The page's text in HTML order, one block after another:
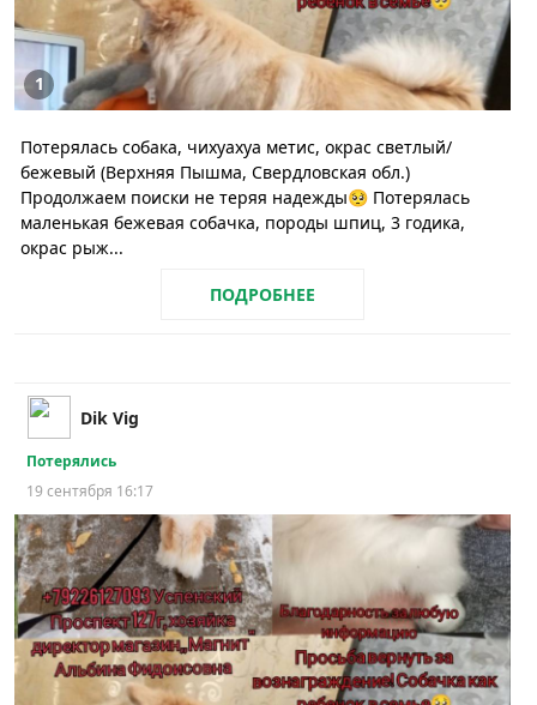
1
Потерялась собака, чихуахуа метис, окрас светлый/
бежевый (Верхняя Пышма, Свердловская обл.)
Продолжаем поиски не теряя надежды🥺 Потерялась
маленькая бежевая собачка, породы шпиц, 3 годика,
окрас рыж...
ПОДРОБНЕЕ
Dik Vig
Потерялись
19 сентября 16:17